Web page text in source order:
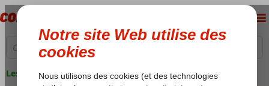
Les garanties de vacances